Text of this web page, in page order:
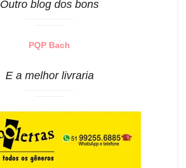
Outro blog dos bons
PQP Bach
E a melhor livraria